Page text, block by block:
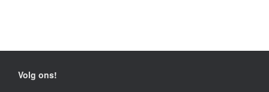
Volg ons!